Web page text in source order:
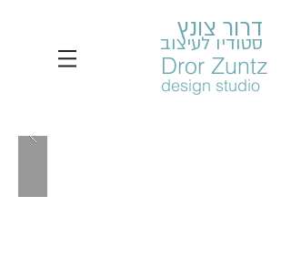
דרור צונץ
סטודיו לעיצוב
Dror Zuntz
design studio